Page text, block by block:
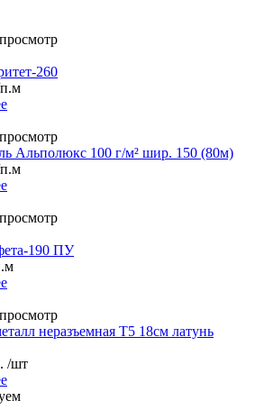
260
Альполюкс 100 г/м² шир. 150 (80м)
190 ПУ
неразъемная Т5 18см латунь
/шт